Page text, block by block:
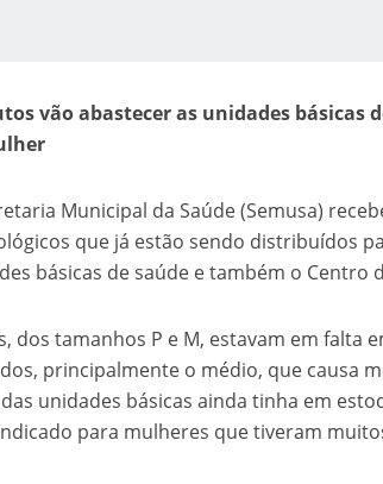
Como o Cachorrinho Kong ajudou o
vão abastecer as unidades básicas
Municipal da Saúde (Semusa)
que já estão sendo distribuídos
básicas de saúde e também o Centro
dos tamanhos P e M, estavam em falta
principalmente o médio, que causa
unidades básicas ainda tinha em
para mulheres que tiveram